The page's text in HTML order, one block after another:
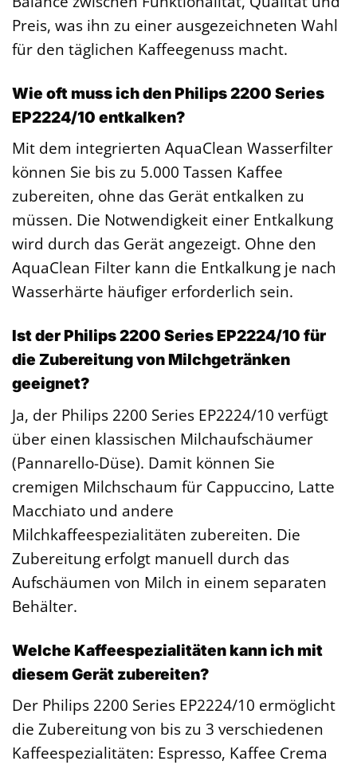
Preis, was ihn zu einer ausgezeichneten Wahl
für den täglichen Kaffeegenuss macht.
Wie oft muss ich den Philips 2200 Series
EP2224/10 entkalken?
Mit dem integrierten AquaClean Wasserfilter
können Sie bis zu 5.000 Tassen Kaffee
zubereiten, ohne das Gerät entkalken zu
müssen. Die Notwendigkeit einer Entkalkung
wird durch das Gerät angezeigt. Ohne den
AquaClean Filter kann die Entkalkung je nach
Wasserhärte häufiger erforderlich sein.
Ist der Philips 2200 Series EP2224/10 für
die Zubereitung von Milchgetränken
geeignet?
Ja, der Philips 2200 Series EP2224/10 verfügt
über einen klassischen Milchaufschäumer
(Pannarello-Düse). Damit können Sie
cremigen Milchschaum für Cappuccino, Latte
Macchiato und andere
Milchkaffeespezialitäten zubereiten. Die
Zubereitung erfolgt manuell durch das
Aufschäumen von Milch in einem separaten
Behälter.
Welche Kaffeespezialitäten kann ich mit
diesem Gerät zubereiten?
Der Philips 2200 Series EP2224/10 ermöglicht
die Zubereitung von bis zu 3 verschiedenen
Kaffeespezialitäten: Espresso, Kaffee Crema